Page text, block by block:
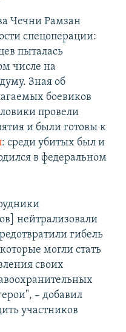
Чечни Рамзан
спецоперации:
пыталась
числе на
Зная об
боевиков
провели
и были готовы к
: среди убитых был и
в федеральном
нейтрализовали
гибель
могли стать
своих
– добавил
участников